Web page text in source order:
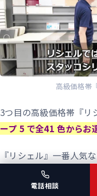
高級価格帯
3つ目の高級価格帯『リ
ープ 5 で全41 色からお
『リシェル』一番人気
です。
電話相談